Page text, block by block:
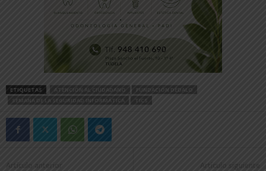
ETIQUETAS ATENCIÓN AL CIUDADANO
FUNDACIÓN DÉDALO
SEMANA DE LA SEGURIDAD INFORMÁTICA
TICS
Artículo anterior Artículo siguiente